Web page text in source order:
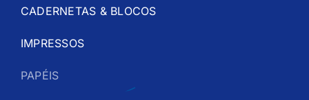
CADERNETAS & BLOCOS
IMPRESSOS
PAPÉIS